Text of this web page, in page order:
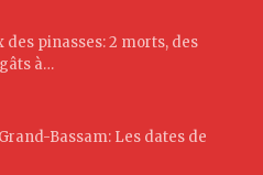
des pinasses: 2 morts, des
à…
Bassam: Les dates de